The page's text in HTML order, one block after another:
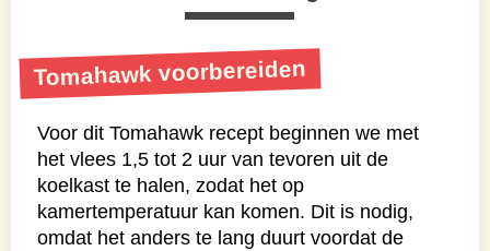
Tomahawk voorbereiden
Voor dit Tomahawk recept beginnen we met
het vlees 1,5 tot 2 uur van tevoren uit de
koelkast te halen, zodat het op
kamertemperatuur kan komen. Dit is nodig,
omdat het anders te lang duurt voordat de